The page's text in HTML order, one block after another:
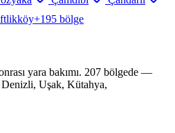
+195 bölge
yara bakımı. 207 bölgede —
Uşak, Kütahya,